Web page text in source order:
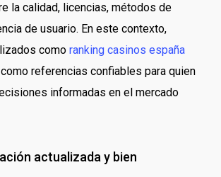
la calidad, licencias, métodos de
de usuario. En este contexto,
como ranking casinos españa
referencias confiables para quien
informadas en el mercado
actualizada y bien